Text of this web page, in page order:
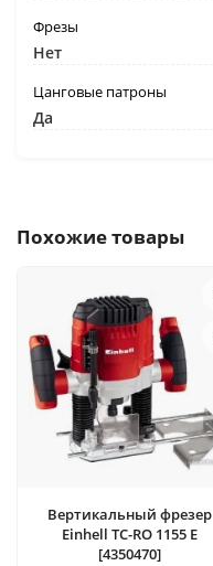
Фрезы
Нет
Цанговые патроны
Да
Похожие товары
Вертикальный фрезер
Einhell TC-RO 1155 E
[4350470]